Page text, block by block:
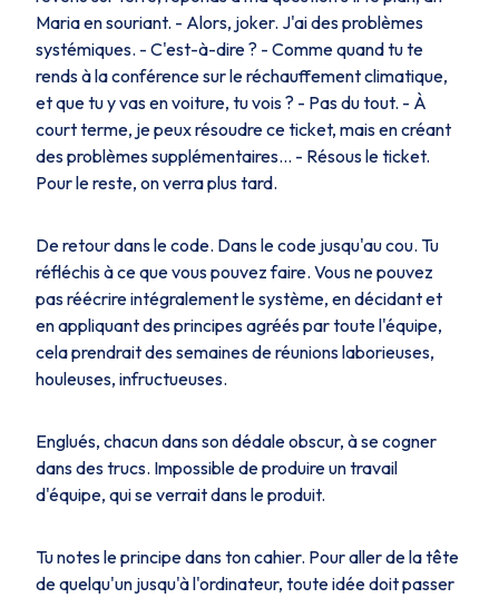
Maria en souriant. - Alors, joker. J'ai des problèmes
systémiques. - C'est-à-dire ? - Comme quand tu te
rends à la conférence sur le réchauffement climatique,
et que tu y vas en voiture, tu vois ? - Pas du tout. - À
court terme, je peux résoudre ce ticket, mais en créant
des problèmes supplémentaires… - Résous le ticket.
Pour le reste, on verra plus tard.
De retour dans le code. Dans le code jusqu'au cou. Tu
réfléchis à ce que vous pouvez faire. Vous ne pouvez
pas réécrire intégralement le système, en décidant et
en appliquant des principes agréés par toute l'équipe,
cela prendrait des semaines de réunions laborieuses,
houleuses, infructueuses.
Englués, chacun dans son dédale obscur, à se cogner
dans des trucs. Impossible de produire un travail
d'équipe, qui se verrait dans le produit.
Tu notes le principe dans ton cahier. Pour aller de la tête
de quelqu'un jusqu'à l'ordinateur, toute idée doit passer